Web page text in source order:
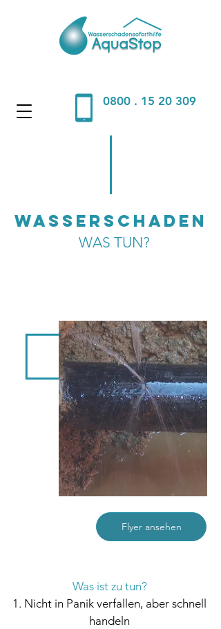
0800 . 15 20 309
Wasserschaden
WAS TUN?
Flyer ansehen
Was ist zu tun?
1. Nicht in Panik verfallen, aber schnell
handeln